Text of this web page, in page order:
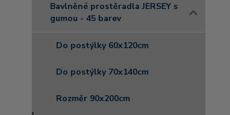
Bavlněné prostěradla JERSEY s
gumou - 45 barev
Do postýlky 60x120cm
Do postýlky 70x140cm
Rozměr 90x200cm